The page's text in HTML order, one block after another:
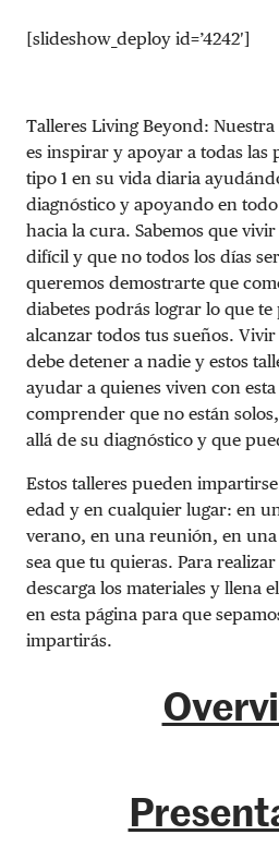
[slideshow_deploy id=’4242′]
Talleres Living Beyond:
es inspirar y apoyar a todas las
tipo 1 en su vida diaria
diagnóstico y apoyando en
hacia la cura. Sabemos que
difícil y que no todos los días
queremos demostrarte que
diabetes podrás lograr lo que
alcanzar todos tus sueños.
debe detener a nadie y estos
ayudar a quienes viven con
comprender que no están
allá de su diagnóstico y que
Estos talleres pueden
edad y en cualquier lugar: en
verano, en una reunión, en
sea que tu quieras. Para
descarga los materiales y llena
en esta página para que
impartirás.